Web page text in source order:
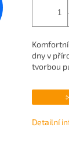
dny v
tvorbou
Detailní